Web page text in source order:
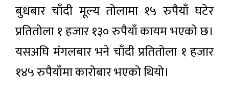
बुधबार चाँदी मूल्य तोलामा १५ रुपैयाँ घटेर
प्रतितोला १ हजार १३० रुपैयाँ कायम भएको छ।
यसअघि मंगलबार भने चाँदी प्रतितोला १ हजार
१४५ रुपैयाँमा कारोबार भएको थियो।